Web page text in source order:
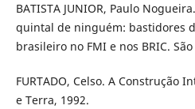
BATISTA JUNIOR, Paulo
quintal de ninguém: bastidores
brasileiro no FMI e nos BRIC.
FURTADO, Celso. A Construção
e Terra, 1992.